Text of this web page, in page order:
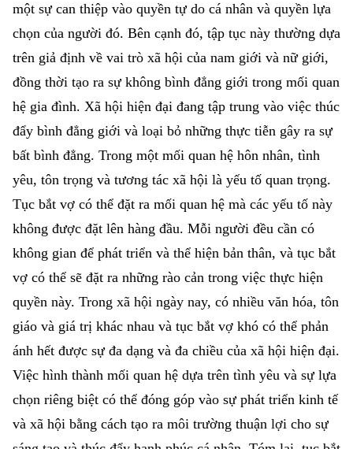
một sự can thiệp vào quyền tự do cá nhân và quyền lựa
chọn của người đó. Bên cạnh đó, tập tục này thường dựa
trên giả định về vai trò xã hội của nam giới và nữ giới,
đồng thời tạo ra sự không bình đẳng giới trong mối quan
hệ gia đình. Xã hội hiện đại đang tập trung vào việc thúc
đẩy bình đẳng giới và loại bỏ những thực tiễn gây ra sự
bất bình đẳng. Trong một mối quan hệ hôn nhân, tình
yêu, tôn trọng và tương tác xã hội là yếu tố quan trọng.
Tục bắt vợ có thể đặt ra mối quan hệ mà các yếu tố này
không được đặt lên hàng đầu. Mỗi người đều cần có
không gian để phát triển và thể hiện bản thân, và tục bắt
vợ có thể sẽ đặt ra những rào cản trong việc thực hiện
quyền này. Trong xã hội ngày nay, có nhiều văn hóa, tôn
giáo và giá trị khác nhau và tục bắt vợ khó có thể phản
ánh hết được sự đa dạng và đa chiều của xã hội hiện đại.
Việc hình thành mối quan hệ dựa trên tình yêu và sự lựa
chọn riêng biệt có thể đóng góp vào sự phát triển kinh tế
và xã hội bằng cách tạo ra môi trường thuận lợi cho sự